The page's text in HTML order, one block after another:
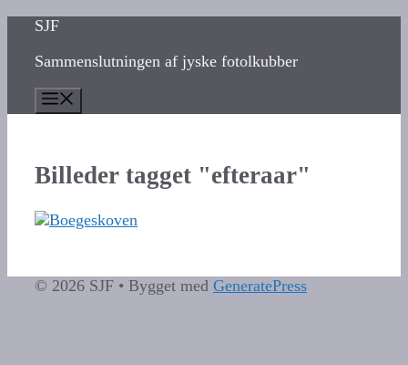
indhold
SJF
Sammenslutningen af jyske fotolkubber
Billeder tagget "efteraar"
© 2026 SJF • Bygget med GeneratePress